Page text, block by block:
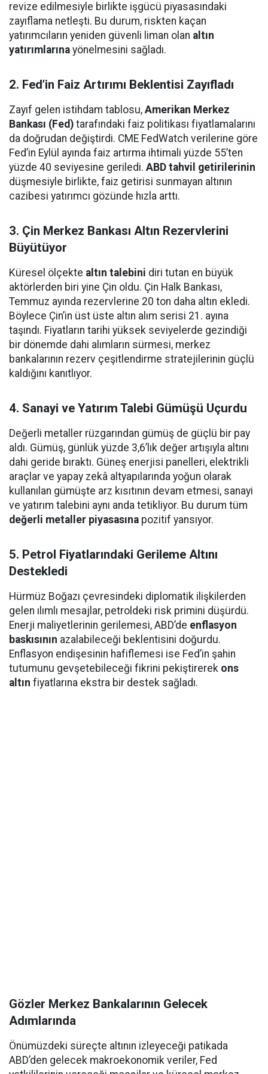
revize edilmesiyle birlikte işgücü piyasasındaki
zayıflama netleşti. Bu durum, riskten kaçan
yatırımcıların yeniden güvenli liman olan altın
yatırımlarına yönelmesini sağladı.
2. Fed’in Faiz Artırımı Beklentisi Zayıfladı
Zayıf gelen istihdam tablosu, Amerikan Merkez
Bankası (Fed) tarafındaki faiz politikası fiyatlamalarını
da doğrudan değiştirdi. CME FedWatch verilerine göre
Fed’in Eylül ayında faiz artırma ihtimali yüzde 55’ten
yüzde 40 seviyesine geriledi. ABD tahvil getirilerinin
düşmesiyle birlikte, faiz getirisi sunmayan altının
cazibesi yatırımcı gözünde hızla arttı.
3. Çin Merkez Bankası Altın Rezervlerini
Büyütüyor
Küresel ölçekte altın talebini diri tutan en büyük
aktörlerden biri yine Çin oldu. Çin Halk Bankası,
Temmuz ayında rezervlerine 20 ton daha altın ekledi.
Böylece Çin’in üst üste altın alım serisi 21. ayına
taşındı. Fiyatların tarihi yüksek seviyelerde gezindiği
bir dönemde dahi alımların sürmesi, merkez
bankalarının rezerv çeşitlendirme stratejilerinin güçlü
kaldığını kanıtlıyor.
4. Sanayi ve Yatırım Talebi Gümüşü Uçurdu
Değerli metaller rüzgarından gümüş de güçlü bir pay
aldı. Gümüş, günlük yüzde 3,6’lık değer artışıyla altını
dahi geride bıraktı. Güneş enerjisi panelleri, elektrikli
araçlar ve yapay zekâ altyapılarında yoğun olarak
kullanılan gümüşte arz kısıtının devam etmesi, sanayi
ve yatırım talebini aynı anda tetikliyor. Bu durum tüm
değerli metaller piyasasına pozitif yansıyor.
5. Petrol Fiyatlarındaki Gerileme Altını
Destekledi
Hürmüz Boğazı çevresindeki diplomatik ilişkilerden
gelen ılımlı mesajlar, petroldeki risk primini düşürdü.
Enerji maliyetlerinin gerilemesi, ABD’de enflasyon
baskısının azalabileceği beklentisini doğurdu.
Enflasyon endişesinin hafiflemesi ise Fed’in şahin
tutumunu gevşetebileceği fikrini pekiştirerek ons
altın fiyatlarına ekstra bir destek sağladı.
Gözler Merkez Bankalarının Gelecek
Adımlarında
Önümüzdeki süreçte altının izleyeceği patikada
ABD’den gelecek makroekonomik veriler, Fed